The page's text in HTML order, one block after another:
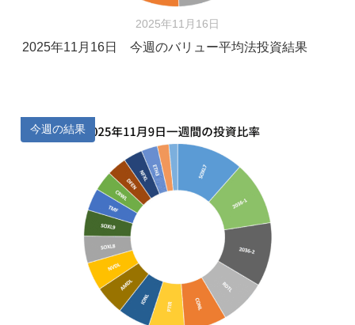
2025年11月16日
2025年11月16日 今週のバリュー平均法投資結果
今週の結果